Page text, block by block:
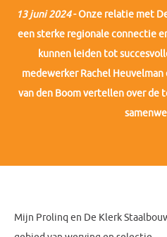
13 juni 2024- Onze relatie met
een sterke regionale connectie
kunnen leiden tot
medewerker Rachel
van den Boom vertellen over de
Mijn Prolinq en De Klerk